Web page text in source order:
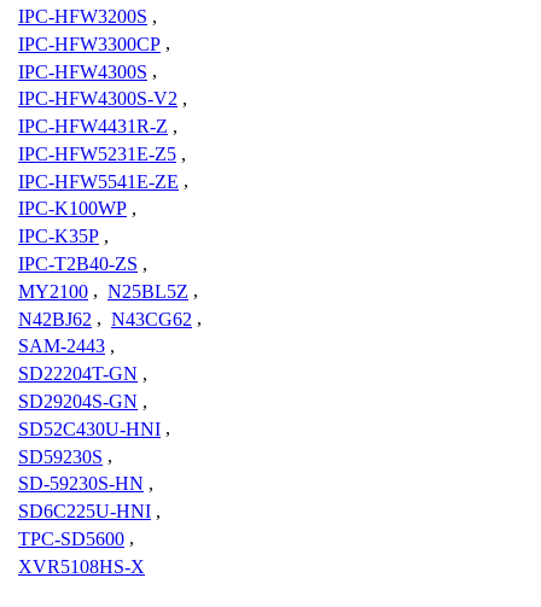
IPC-HFW3200S ,
IPC-HFW3300CP ,
IPC-HFW4300S ,
IPC-HFW4300S-V2 ,
IPC-HFW4431R-Z ,
IPC-HFW5231E-Z5 ,
IPC-HFW5541E-ZE ,
IPC-K100WP ,
IPC-K35P ,
IPC-T2B40-ZS ,
MY2100 , N25BL5Z ,
N42BJ62 , N43CG62 ,
SAM-2443 ,
SD22204T-GN ,
SD29204S-GN ,
SD52C430U-HNI ,
SD59230S ,
SD-59230S-HN ,
SD6C225U-HNI ,
TPC-SD5600 ,
XVR5108HS-X